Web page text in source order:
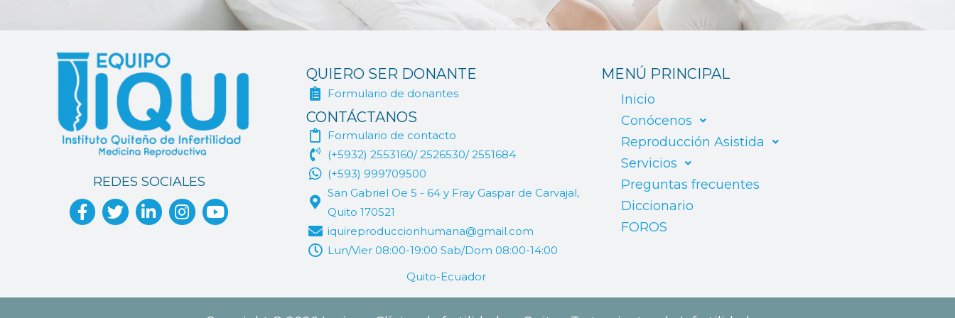
REDES SOCIALES
QUIERO SER DONANTE
Formulario de donantes
CONTÁCTANOS
Formulario de contacto
(+5932) 2553160/ 2526530/ 2551684
(+593) 999709500
San Gabriel Oe 5 - 64 y Fray Gaspar de Carvajal,
Quito 170521
iquireproduccionhumana@gmail.com
Lun/Vier 08:00-19:00 Sab/Dom 08:00-14:00
Quito-Ecuador
MENÚ PRINCIPAL
Inicio
Conócenos
Reproducción Asistida
Servicios
Preguntas frecuentes
Diccionario
FOROS